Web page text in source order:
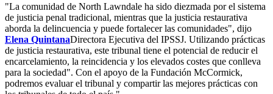
"La comunidad de North Lawndale ha sido diezmada por el sistema
de justicia penal tradicional, mientras que la justicia restaurativa
aborda la delincuencia y puede fortalecer las comunidades", dijo
Elena QuintanaDirectora Ejecutiva del IPSSJ. Utilizando prácticas
de justicia restaurativa, este tribunal tiene el potencial de reducir el
encarcelamiento, la reincidencia y los elevados costes que conlleva
para la sociedad". Con el apoyo de la Fundación McCormick,
podremos evaluar el tribunal y compartir las mejores prácticas con